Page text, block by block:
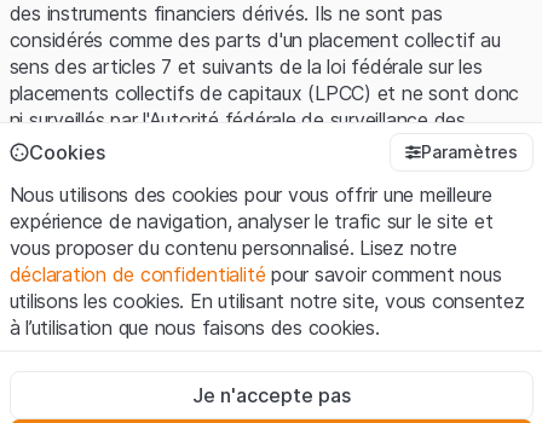
des instruments financiers dérivés. Ils ne sont pas
considérés comme des parts d'un placement collectif au
sens des articles 7 et suivants de la loi fédérale sur les
placements collectifs de capitaux (LPCC) et ne sont donc
ni surveillés par l'Autorité fédérale de surveillance des
marchés financiers (FINMA) ni enregistrés auprès de la
protection spécifique des investisseurs prévue par la LPCC.
Conditions d'utilisation et informations juridiques
En utilisant le Site Web de Leonteq Securities AG (ci-après
"Site Web"), vous confirmez que vous avez compris et que
vous acceptez les informations juridiques, les notes
vous n'acceptez pas les Conditions d'utilisation, veuillez-
vous abstenir d'utiliser ce Site Web.
Cookies Paramètres
Nous utilisons des cookies pour vous offrir une meilleure
expérience de navigation, analyser le trafic sur le site et
vous proposer du contenu personnalisé. Lisez notre
déclaration de confidentialité pour savoir comment nous
utilisons les cookies. En utilisant notre site, vous consentez
à l’utilisation que nous faisons des cookies.
Ces cookies sont nécessaires au bon fonctionnement du site
Je n'accepte pas